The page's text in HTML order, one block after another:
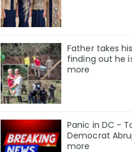
Father takes
finding out he
more
Panic in DC -
Democrat
more